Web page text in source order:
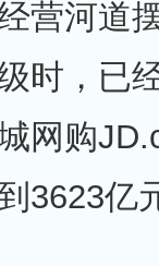
营河道
时，已
网购
3623亿